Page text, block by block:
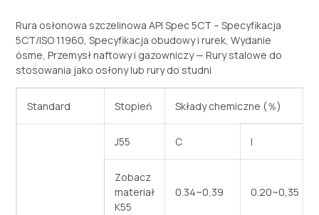
Rura osłonowa szczelinowa API Spec 5CT – Specyfikacja
5CT/ISO 11960, Specyfikacja obudowy i rurek, Wydanie
ósme, Przemysł naftowy i gazowniczy — Rury stalowe do
stosowania jako osłony lub rury do studni
Standard Stopień Składy chemiczne (％)
J55 C I
Zobacz
materiał
K55
0.34~0,39 0.20~0,35